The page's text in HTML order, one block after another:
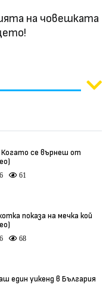
на човешката
Когато се върнеш от
61
показа на мечка кой
68
един уикенд в България